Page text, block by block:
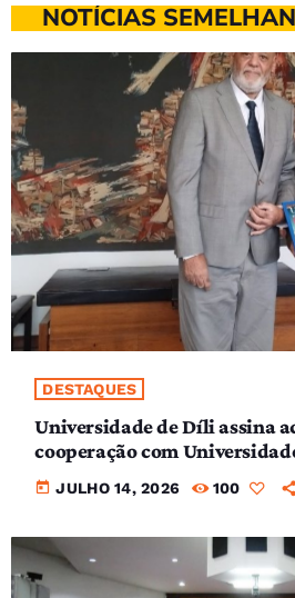
NOTÍCIAS
DESTAQUES
Universidade de Díli assina
cooperação com
today JULHO 14, 2026 100